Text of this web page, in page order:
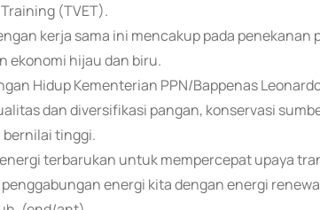
(TVET).
kerja sama ini mencakup pada penekanan
ekonomi hijau dan biru.
Hidup Kementerian PPN/Bappenas
dan diversifikasi pangan, konservasi
tinggi.
terbarukan untuk mempercepat upaya
energi kita dengan energi